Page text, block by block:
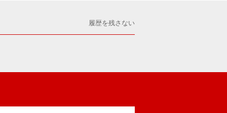
履歴を残さない